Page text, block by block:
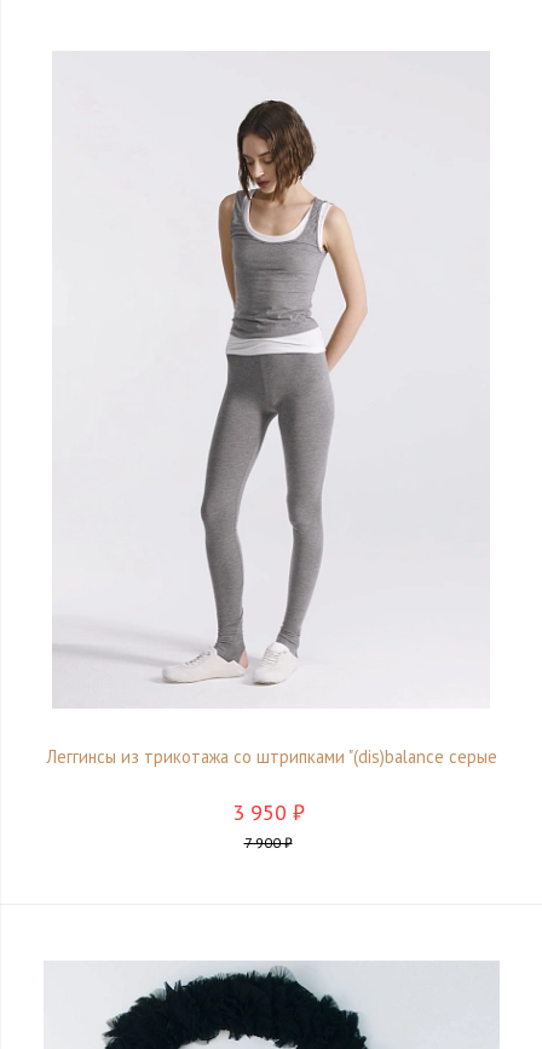
Леггинсы из трикотажа со штрипками "(dis)balance серые
3 950 ₽
7 900 ₽